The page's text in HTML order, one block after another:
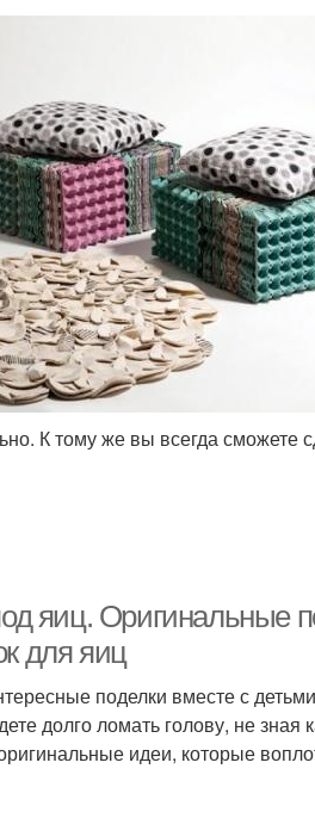
К тому же вы всегда сможете
яиц. Оригинальные
для яиц
поделки вместе с
долго ломать голову, не зная
идеи, которые